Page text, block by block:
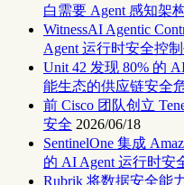
白需要 Agent 感知架
WitnessAI Agentic
Agent 运行时安全控
Unit 42 发现 80% 的
能生态的供应链安全
前 Cisco 团队创立
安全 2026/06/18
SentinelOne 集成
的 AI Agent 运行时安
Rubrik 将数据安全能